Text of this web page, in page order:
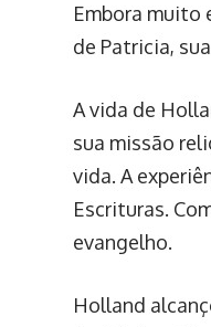
Embora muito
de Patricia,
A vida de
sua missão
vida. A
Escrituras.
evangelho.
Holland